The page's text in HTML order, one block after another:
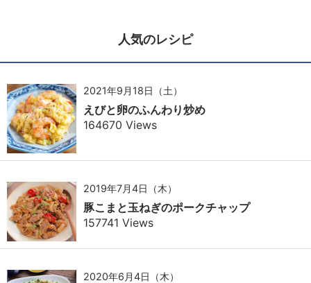
人気のレシピ
2021年9月18日（土）
えびと卵のふんわり炒め
164670 Views
2019年7月4日（木）
豚こまと玉ねぎのポークチャップ
157741 Views
2020年6月4日（木）